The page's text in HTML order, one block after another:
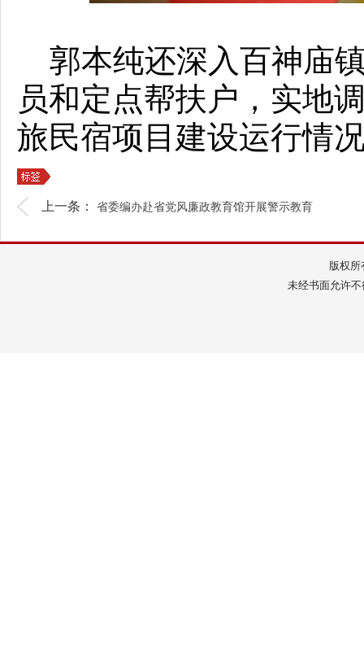
郭本纯还深入百神庙
员和定点帮扶户，实地
旅民宿项目建设运行情
上一条： 省委编办赴省党风廉政教育馆开展警示教育
版权
未经书面允许